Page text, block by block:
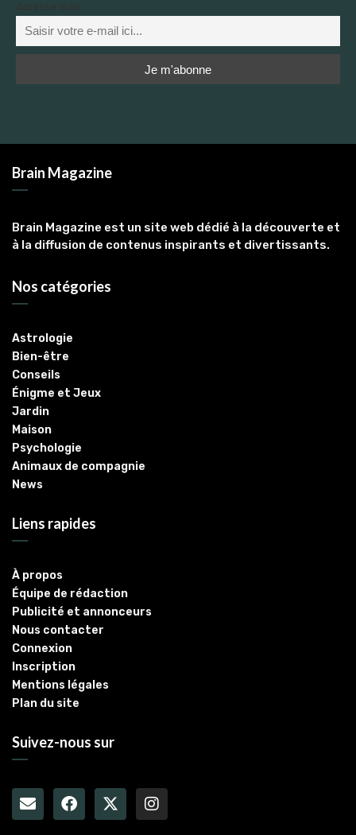
Brain Magazine
Brain Magazine est un site web dédié à la découverte et
à la diffusion de contenus inspirants et divertissants.
Nos catégories
Astrologie
Bien-être
Conseils
Énigme et Jeux
Jardin
Maison
Psychologie
Animaux de compagnie
News
Liens rapides
À propos
Équipe de rédaction
Publicité et annonceurs
Nous contacter
Connexion
Inscription
Mentions légales
Plan du site
Suivez-nous sur